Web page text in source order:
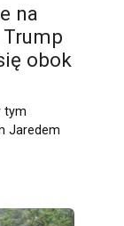
na
obok
tym
Jaredem